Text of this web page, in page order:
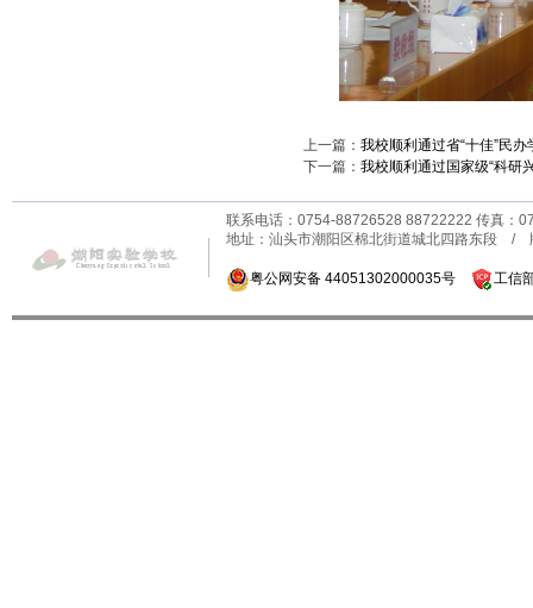
上一篇： 我校顺利通过省“十佳”民办
下一篇： 我校顺利通过国家级“科研
联系电话：0754-88726528 88722222 传真
地址：汕头市潮阳区棉北街道城北四路东段 /
粤公网安备 44051302000035号 工信